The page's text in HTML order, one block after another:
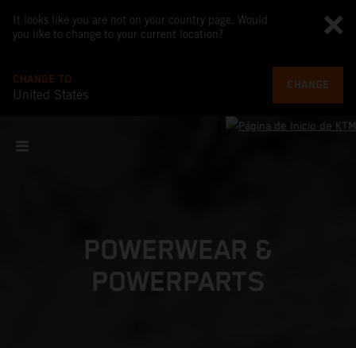
It looks like you are not on your country page. Would
you like to change to your current location?
CHANGE TO
United States
CHANGE
POWERWEAR &
POWERPARTS